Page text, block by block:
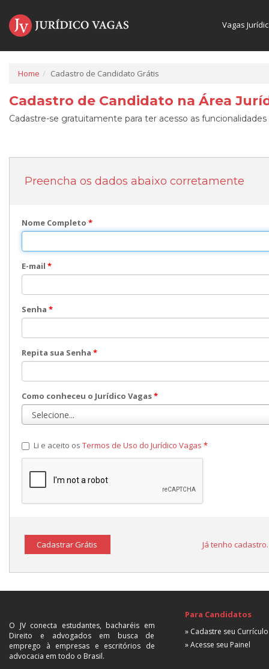
Vagas
Home Cadastro de Candidato Grátis
Cadastro de Candidato na Área
Cadastre-se gratuitamente para ter acesso as
Preencha os dados abaixo corretamente
Nome Completo *
E-mail *
Senha *
Repita sua Senha *
Como conheceu o Jurídico Vagas*
Li e aceito os Termos de Uso do Jurídico Vagas *
Cadastrar Grátis Já tenho
O JV conecta estudantes, bacharéis em
Direito e advogados em busca de
emprego à empresas e escritórios de
advocacia em todo o Brasil.
Para Candidatos
» Cadastre seu Currículo
» Acesse seu Painel